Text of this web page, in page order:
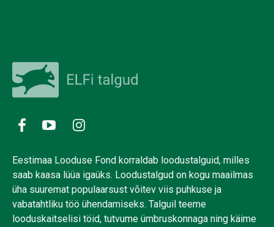
Eestimaa Looduse Fond korraldab loodustalguid, milles
saab kaasa lüüa igaüks. Loodustalgud on kogu maailmas
üha suuremat populaarsust võitev viis puhkuse ja
vabatahtliku töö ühendamiseks. Talguil teeme
looduskaitselisi töid, tutvume ümbruskonnaga ning käime